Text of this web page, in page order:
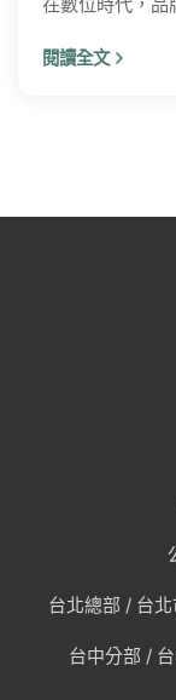
在數位時代，品
閱讀全文
台北總部 / 台
台中分部 /